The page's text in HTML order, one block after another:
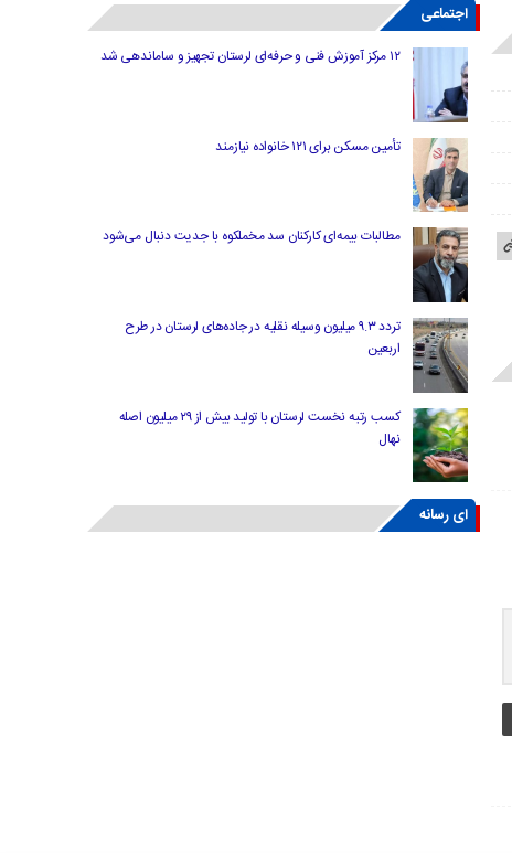
اجتماعی
۱۲ مرکز آموزش فنی و حرفه‌ای لرستان تجهیز و ساماندهی شد
تأمین مسکن برای ۱۲۱ خانواده نیازمند
مطالبات بیمه‌ای کارکنان سد مخملکوه با جدیت دنبال می‌شود
تردد ۹.۳ میلیون وسیله نقلیه در جاده‌های لرستان در طرح
اربعین
کسب رتبه نخست لرستان با تولید بیش از ۲۹ میلیون اصله
نهال
ای رسانه